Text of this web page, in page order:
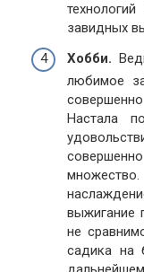
завидных
Хобби.
любимое
Настала
выжигание
не
садика на